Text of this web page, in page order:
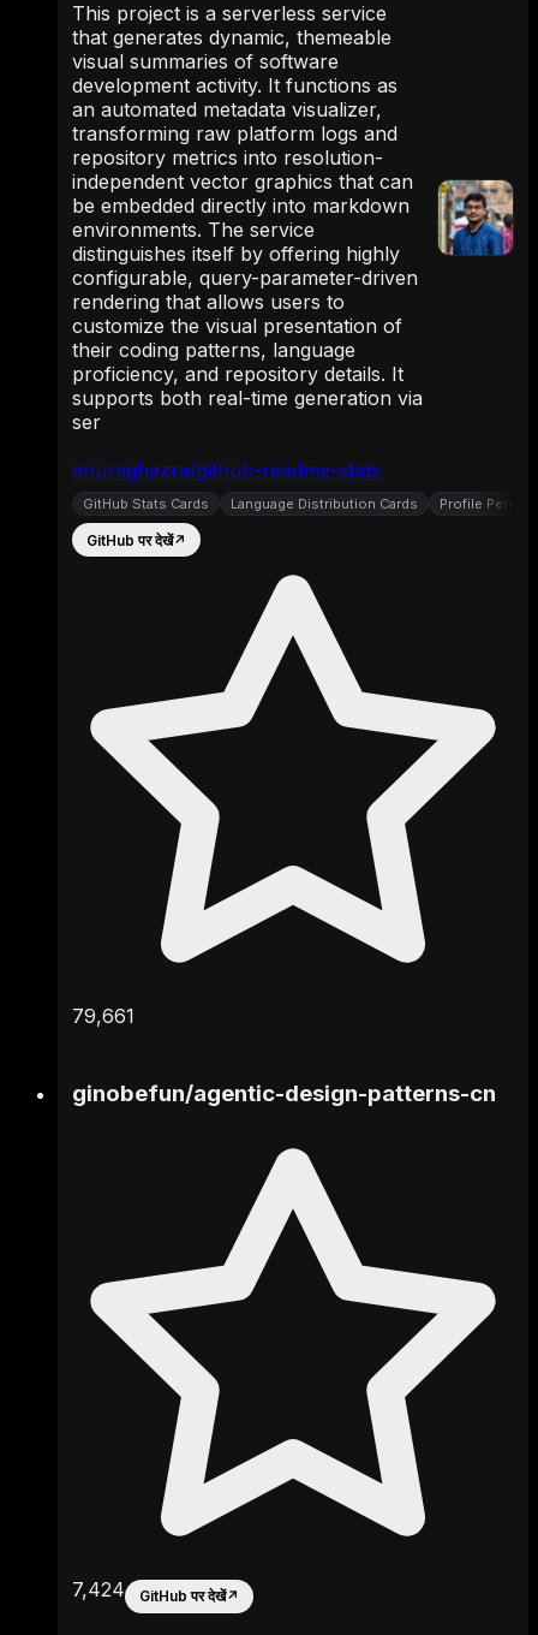
anuraghazra/github-readme-stats
This project is a serverless service
that generates dynamic, themeable
visual summaries of software
development activity. It functions as
an automated metadata visualizer,
transforming raw platform logs and
repository metrics into resolution-
independent vector graphics that can
be embedded directly into markdown
environments. The service
distinguishes itself by offering highly
configurable, query-parameter-driven
rendering that allows users to
customize the visual presentation of
their coding patterns, language
proficiency, and repository details. It
supports both real-time generation via
ser
GitHub Stats Cards Language Distribution Cards Profile
GitHub पर देखें↗
79,661
ginobefun/agentic-design-patterns-cn
7,424 GitHub पर देखें↗